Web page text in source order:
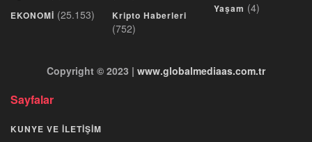
EKONOMİ (25.153) Kripto Haberleri
(752)
Yaşam (4)
Copyright © 2023 | www.globalmediaas.com.tr
Sayfalar
KUNYE VE İLETİŞİM